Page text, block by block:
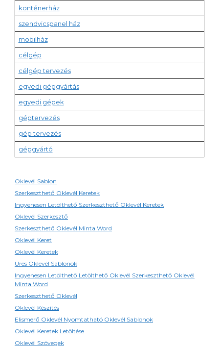
konténerház
szendvicspanel ház
mobilház
célgép
célgép tervezés
egyedi gépgyártás
egyedi gépek
géptervezés
gép tervezés
gépgyártó
Oklevél Sablon
Szerkeszthető Oklevél Keretek
Ingyenesen Letölthető Szerkeszthető Oklevél Keretek
Oklevél Szerkesztő
Szerkeszthető Oklevél Minta Word
Oklevél Keret
Oklevél Keretek
Üres Oklevél Sablonok
Ingyenesen Letölthető Letölthető Oklevél Szerkeszthető Oklevél
Minta Word
Szerkeszthető Oklevél
Oklevél Készítés
Elismerő Oklevél Nyomtatható Oklevél Sablonok
Oklevél Keretek Letöltése
Oklevél Szövegek